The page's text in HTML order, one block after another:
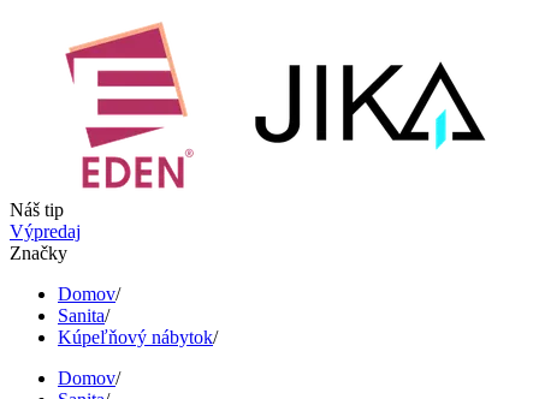
Náš tip
Výpredaj
Značky
Domov/
Sanita/
Kúpeľňový nábytok/
Domov/